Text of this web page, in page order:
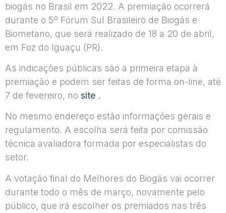
biogás no Brasil em 2022. A premiação ocorrerá
durante o 5º Fórum Sul Brasileiro de Biogás e
Biometano, que será realizado de 18 a 20 de abril,
em Foz do Iguaçu (PR).
As indicações públicas são a primeira etapa à
premiação e podem ser feitas de forma on-line, até
7 de fevereiro, no site .
No mesmo endereço estão informações gerais e
regulamento. A escolha será feita por comissão
técnica avaliadora formada por especialistas do
setor.
A votação final do Melhores do Biogás vai ocorrer
durante todo o mês de março, novamente pelo
público, que irá escolher os premiados nas três